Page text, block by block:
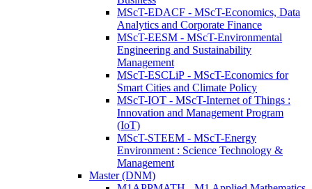
MScT-EDACF - MScT-Economics, Data
Analytics and Corporate Finance
MScT-EESM - MScT-Environmental
Engineering and Sustainability
Management
MScT-ESCLiP - MScT-Economics for
Smart Cities and Climate Policy
MScT-IOT - MScT-Internet of Things :
Innovation and Management Program
(IoT)
MScT-STEEM - MScT-Energy
Environment : Science Technology &
Management
Master (DNM)